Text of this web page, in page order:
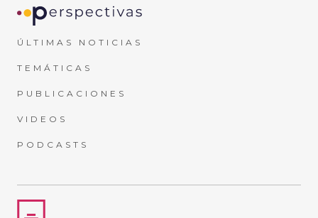
ÚLTIMAS NOTICIAS
TEMÁTICAS
PUBLICACIONES
VIDEOS
PODCASTS